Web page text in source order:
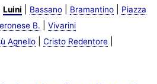
Luini Bassano| Bramantino| Piazza
B.
Vivarini
Agnello| Cristo Redentore|